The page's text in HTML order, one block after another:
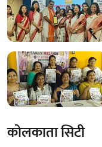
कोलकाता सिटी